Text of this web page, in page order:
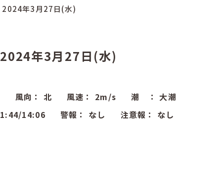
2024年3月27日(水)
2024年3月27日(水)
風向： 北 風速： 2m/s 潮 ： 大潮
1:44/14:06 警報： なし 注意報： なし